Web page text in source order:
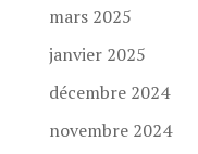
mars 2025
janvier 2025
décembre 2024
novembre 2024